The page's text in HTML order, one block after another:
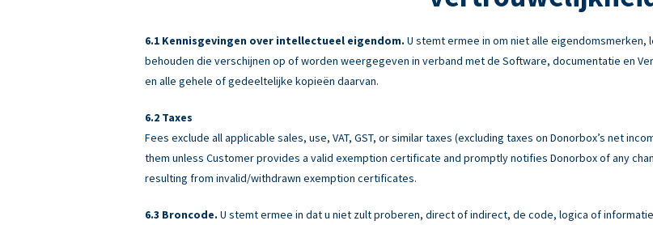
Kennisgevingen over intellectueel eigendom. U stemt ermee in om niet alle
behouden die verschijnen op of worden weergegeven in verband met de Software, documentatie en
en alle gehele of gedeeltelijke kopieën daarvan.
Taxes
Fees exclude all applicable sales, use, VAT, GST, or similar taxes (excluding taxes on Donorbox’s net
them unless Customer provides a valid exemption certificate and promptly notifies Donorbox of any
resulting from invalid/withdrawn exemption certificates.
Broncode. U stemt ermee in dat u niet zult proberen, direct of indirect, de code, logica of